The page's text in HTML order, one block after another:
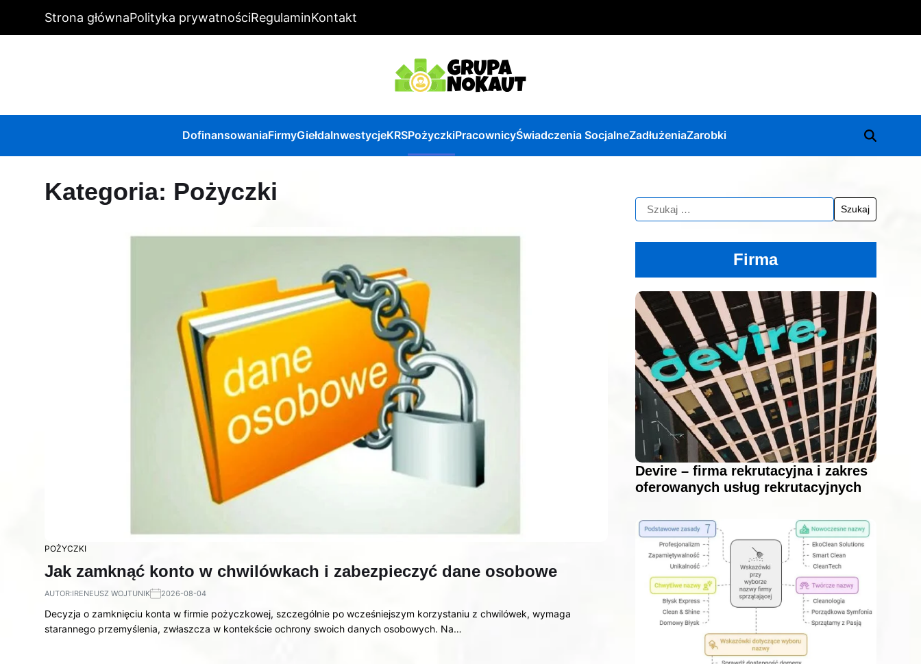
Strona głównaPolityka prywatnościRegulaminKontakt
DofinansowaniaFirmyGiełdaInwestycjeKRSPożyczkiPracownicyŚwiadczenia SocjalneZadłużeniaZarobki
Kategoria: Pożyczki
POŻYCZKI
Jak zamknąć konto w chwilówkach i zabezpieczyć dane osobowe
AUTOR:IRENEUSZ WOJTUNIK 2026-08-04
Decyzja o zamknięciu konta w firmie pożyczkowej, szczególnie po wcześniejszym korzystaniu z chwilówek, wymaga
starannego przemyślenia, zwłaszcza w kontekście ochrony swoich danych osobowych. Na…
Firma
Devire – firma rekrutacyjna i zakres
oferowanych usług rekrutacyjnych